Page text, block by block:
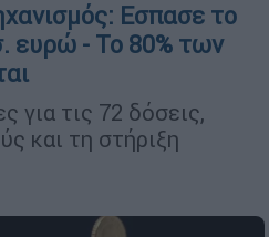
Εσπασε το
ευρώ - Το 80% των
για τις 72 δόσεις,
και τη στήριξη